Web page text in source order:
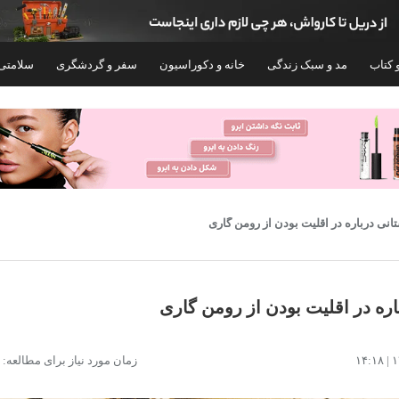
کتاب مد و سبک زندگی خانه و دکوراسیون سفر و گردشگری
درباره در اقلیت بودن از رومن گاری
در اقلیت بودن از رومن گاری
زمان مورد نیاز برای مطالعه: ۱ دقیقه
GDL